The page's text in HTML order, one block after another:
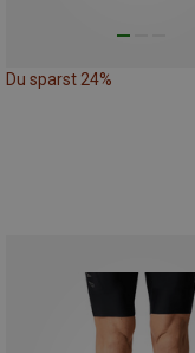
Du sparst 24%